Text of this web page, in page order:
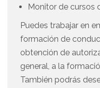
Monitor de cursos
Puedes trabajar en
formación de
obtención de
general, a la
También podrás